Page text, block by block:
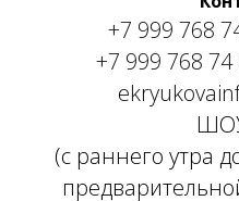
+7 999 768
+7 999 768 74
(с раннего утра